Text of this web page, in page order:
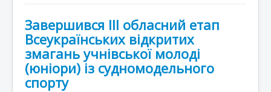
Структура
Документація
Конкурси та змагання
Завершився ІІІ обласний етап
Всеукраїнських відкритих
змагань учнівської молоді
(юніори) із судномодельного
спорту